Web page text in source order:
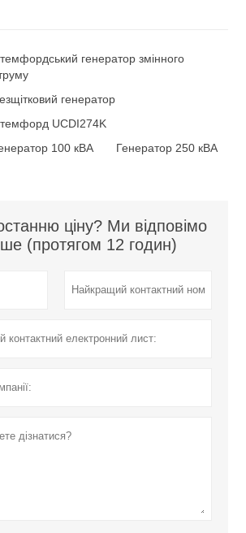
генератор змінного
генератор
UCDI274K
100 кВА
Генератор 250 кВА
ціну? Ми відповімо
(протягом 12 годин)